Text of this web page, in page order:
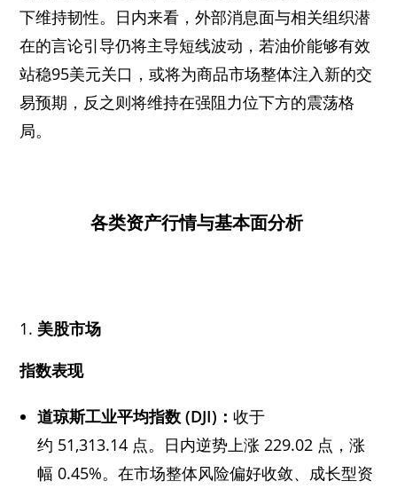
下维持韧性。日内来看，外部消息面与相关组织潜
在的言论引导仍将主导短线波动，若油价能够有效
站稳95美元关口，或将为商品市场整体注入新的交
易预期，反之则将维持在强阻力位下方的震荡格
局。
各类资产行情与基本面分析
美股市场
指数表现
道琼斯工业平均指数 (DJI)：收于
约 51,313.14 点。日内逆势上涨 229.02 点，涨
幅 0.45%。在市场整体风险偏好收敛、成长型资